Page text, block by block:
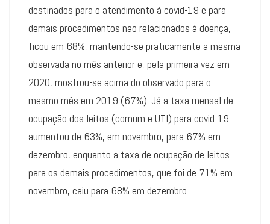
destinados para o atendimento à covid-19 e para
demais procedimentos não relacionados à doença,
ficou em 68%, mantendo-se praticamente a mesma
observada no mês anterior e, pela primeira vez em
2020, mostrou-se acima do observado para o
mesmo mês em 2019 (67%). Já a taxa mensal de
ocupação dos leitos (comum e UTI) para covid-19
aumentou de 63%, em novembro, para 67% em
dezembro, enquanto a taxa de ocupação de leitos
para os demais procedimentos, que foi de 71% em
novembro, caiu para 68% em dezembro.